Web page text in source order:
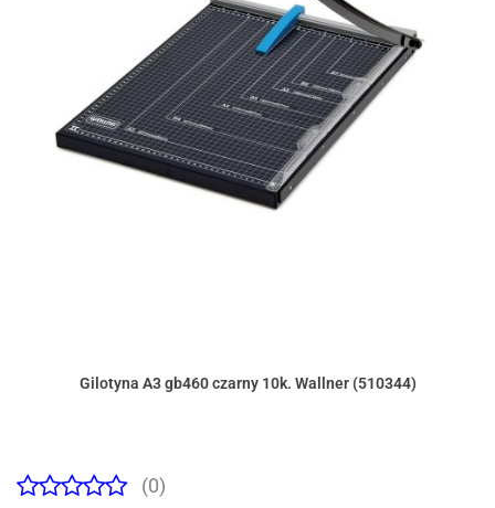
Gilotyna A3 gb460 czarny 10k. Wallner (510344)
(0)